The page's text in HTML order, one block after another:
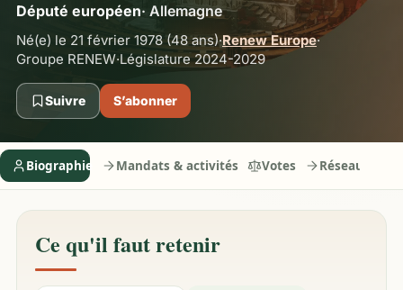
Député européen· Allemagne
Né(e) le 21 février 1978 (48 ans)·Renew Europe·
Groupe RENEW·Législature 2024-2029
Suivre S’abonner
Biographie Mandats & activités Votes Réseaux
Ce qu'il faut retenir